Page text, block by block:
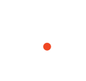
best experience
you accept
is used and
to find out how